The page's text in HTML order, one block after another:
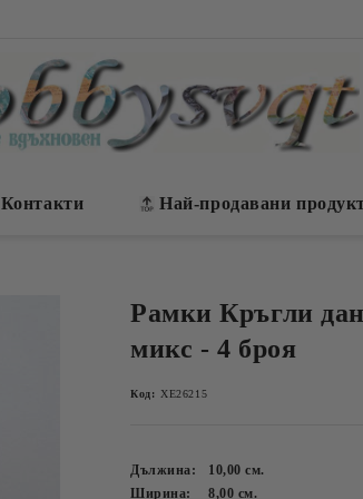
Контакти Най-продавани
Рамки Кръгли
микс - 4 броя
Код: ХЕ26215
Дължина: 10,00см.
Ширина:
8,00 см.